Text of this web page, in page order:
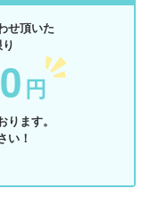
せ頂いた
円
ます。
い！